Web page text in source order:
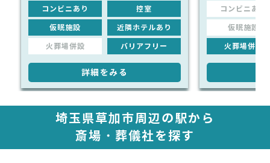
コンビニあり 控室
仮眠施設 近隣ホテルあり
火葬場併設 バリアフリー
詳細をみる
コンビニあり
仮眠施設
火葬場併設
埼玉県草加市周辺の駅から
斎場・葬儀社を探す